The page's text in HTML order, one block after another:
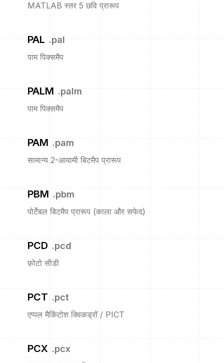
MATLAB स्तर 5 छवि प्रारूप
PAL .pal
पाम पिक्समैप
PALM .palm
पाम पिक्समैप
PAM .pam
सामान्य 2-आयामी बिटमैप प्रारूप
PBM .pbm
पोर्टेबल बिटमैप प्रारूप (काला और सफेद)
PCD .pcd
फ़ोटो सीडी
PCT .pct
एप्पल मैकिंटोश क्विकड्रॉ / PICT
PCX .pcx